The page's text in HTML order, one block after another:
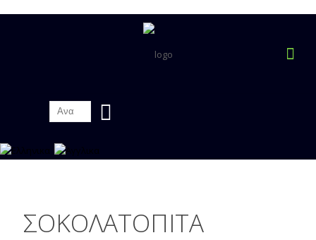
ΣΟΚΟΛΑΤΟΠΙΤΑ